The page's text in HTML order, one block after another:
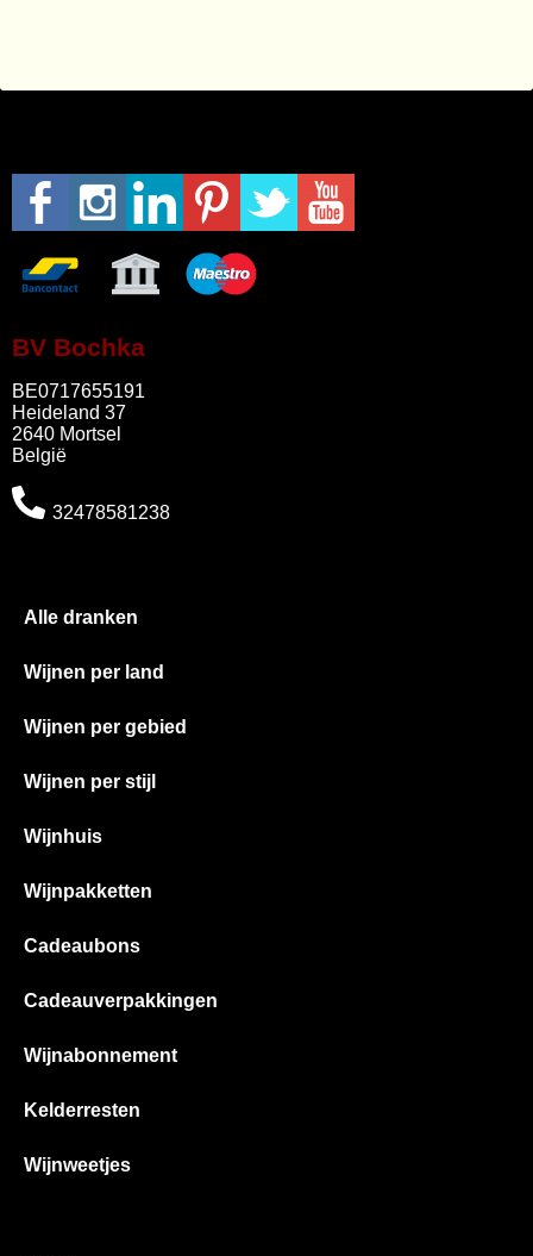
BV Bochka
BE0717655191
Heideland 37
2640 Mortsel
België
32478581238
Alle dranken
Wijnen per land
Wijnen per gebied
Wijnen per stijl
Wijnhuis
Wijnpakketten
Cadeaubons
Cadeauverpakkingen
Wijnabonnement
Kelderresten
Wijnweetjes